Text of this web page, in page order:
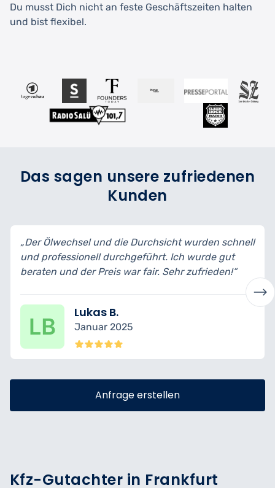
Du musst Dich nicht an feste Geschäftszeiten halten
und bist flexibel.
Das sagen unsere zufriedenen
Kunden
„Der Ölwechsel und die Durchsicht wurden schnell
und professionell durchgeführt. Ich wurde gut
beraten und der Preis war fair. Sehr zufrieden!“
Lukas B.
Januar 2025
Anfrage erstellen
Kfz-Gutachter in Frankfurt